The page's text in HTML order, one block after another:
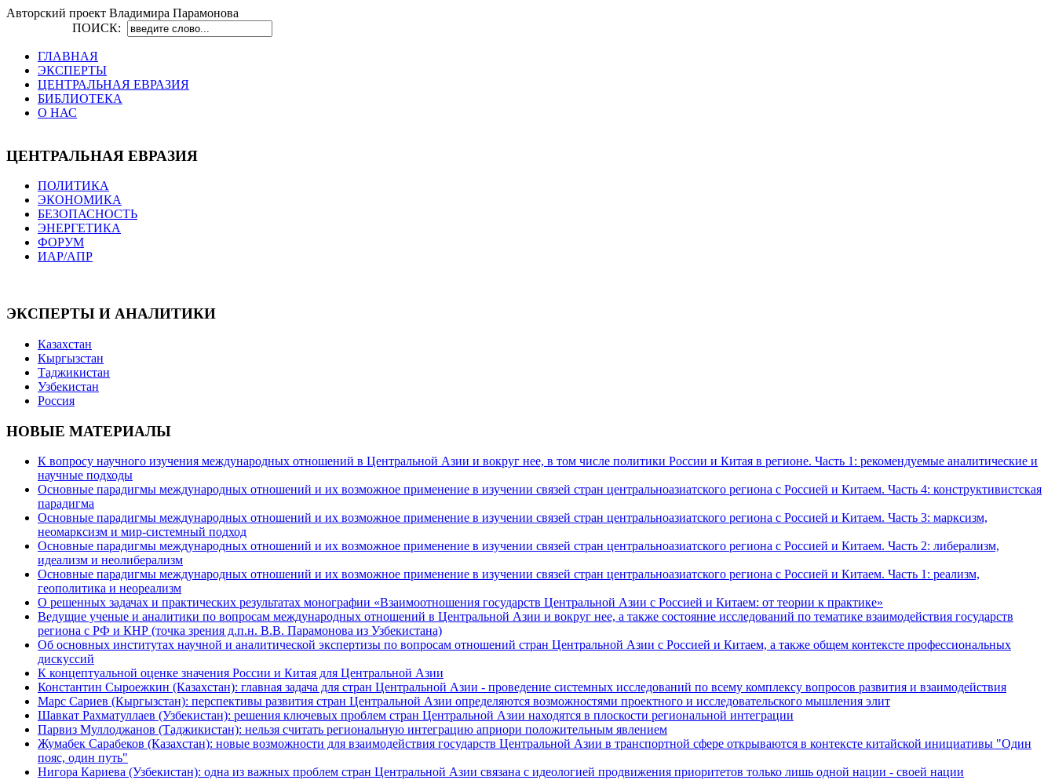
Авторский проект Владимира Парамонова
ПОИСК:
ГЛАВНАЯ
ЭКСПЕРТЫ
ЦЕНТРАЛЬНАЯ ЕВРАЗИЯ
БИБЛИОТЕКА
О НАС
ЦЕНТРАЛЬНАЯ ЕВРАЗИЯ
ПОЛИТИКА
ЭКОНОМИКА
БЕЗОПАСНОСТЬ
ЭНЕРГЕТИКА
ФОРУМ
ИАР/АПР
ЭКСПЕРТЫ И АНАЛИТИКИ
Казахстан
Кыргызстан
Таджикистан
Узбекистан
Россия
НОВЫЕ МАТЕРИАЛЫ
К вопросу научного изучения международных отношений в Центральной Азии и вокруг нее, в том числе политики России и Китая в регионе. Часть 1: рекомендуемые аналитические и
научные подходы
Основные парадигмы международных отношений и их возможное применение в изучении связей стран центральноазиатского региона с Россией и Китаем. Часть 4: конструктивистская
парадигма
Основные парадигмы международных отношений и их возможное применение в изучении связей стран центральноазиатского региона с Россией и Китаем. Часть 3: марксизм,
неомарксизм и мир-системный подход
Основные парадигмы международных отношений и их возможное применение в изучении связей стран центральноазиатского региона с Россией и Китаем. Часть 2: либерализм,
идеализм и неолиберализм
Основные парадигмы международных отношений и их возможное применение в изучении связей стран центральноазиатского региона с Россией и Китаем. Часть 1: реализм,
геополитика и неореализм
О решенных задачах и практических результатах монографии «Взаимоотношения государств Центральной Азии с Россией и Китаем: от теории к практике»
Ведущие ученые и аналитики по вопросам международных отношений в Центральной Азии и вокруг нее, а также состояние исследований по тематике взаимодействия государств
региона с РФ и КНР (точка зрения д.п.н. В.В. Парамонова из Узбекистана)
Об основных институтах научной и аналитической экспертизы по вопросам отношений стран Центральной Азии с Россией и Китаем, а также общем контексте профессиональных
дискуссий
К концептуальной оценке значения России и Китая для Центральной Азии
Константин Сыроежкин (Казахстан): главная задача для стран Центральной Азии - проведение системных исследований по всему комплексу вопросов развития и взаимодействия
Марс Сариев (Кыргызстан): перспективы развития стран Центральной Азии определяются возможностями проектного и исследовательского мышления элит
Шавкат Рахматуллаев (Узбекистан): решения ключевых проблем стран Центральной Азии находятся в плоскости региональной интеграции
Парвиз Муллоджанов (Таджикистан): нельзя считать региональную интеграцию априори положительным явлением
Жумабек Сарабеков (Казахстан): новые возможности для взаимодействия государств Центральной Азии в транспортной сфере открываются в контексте китайской инициативы "Один
пояс, один путь"
Нигора Кариева (Узбекистан): одна из важных проблем стран Центральной Азии связана с идеологией продвижения приоритетов только лишь одной нации - своей нации